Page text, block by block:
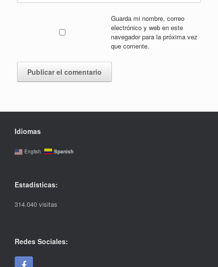
Guarda mi nombre, correo
electrónico y web en este
navegador para la próxima vez
que comente.
Idiomas
English Spanish
Estadísticas:
314.040 visitas
Redes Sociales: